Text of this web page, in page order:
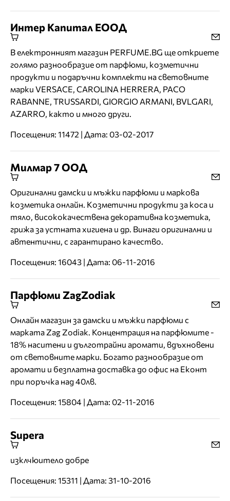
Интер Капитал ЕООД
В електронният магазин PERFUME.BG ще откриете
голямо разнообразие от парфюми, козметични
продукти и подаръчни комплекти на световните
марки VERSACE, CAROLINA HERRERA, PACO
RABANNE, TRUSSARDI, GIORGIO ARMANI, BVLGARI,
AZARRO, както и много други.
Посещения: 11472 | Дата: 03-02-2017
Милмар 7 ООД
Оригинални дамски и мъжки парфюми и маркова
козметика онлайн. Kозметични продукти за коса и
тяло, висококачествена декоративна козметика,
грижа за устната хигиена и др. Винаги оригинални и
автентични, с гарантирано качество.
Посещения: 16043 | Дата: 06-11-2016
Парфюми ZagZodiak
Онлайн магазин за дамски и мъжки парфюми с
марката Zag Zodiak. Концентрация на парфюмите -
18% наситени и дълготрайни аромати, вдъхновени
от световните марки. Богато разнообразие от
аромати и безплатна доставка до офис на Еконт
при поръчка над 40лв.
Посещения: 15804 | Дата: 02-11-2016
Supera
изклчюитело добре
Посещения: 15311 | Дата: 31-10-2016